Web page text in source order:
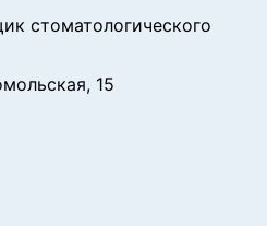
стоматологического
15